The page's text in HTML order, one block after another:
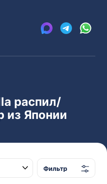
распил/
из Японии
Фильтр